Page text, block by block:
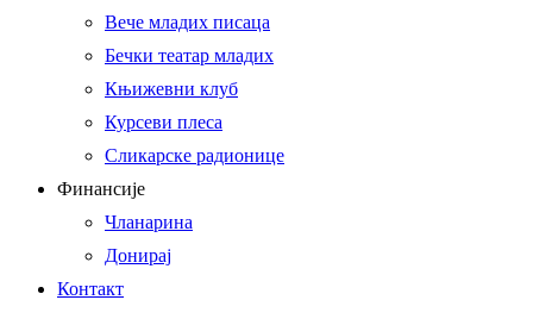
Вече младих писаца
Бечки театар младих
Књижевни клуб
Курсеви плеса
Сликарске радионице
Финансије
Чланарина
Донирај
Контакт